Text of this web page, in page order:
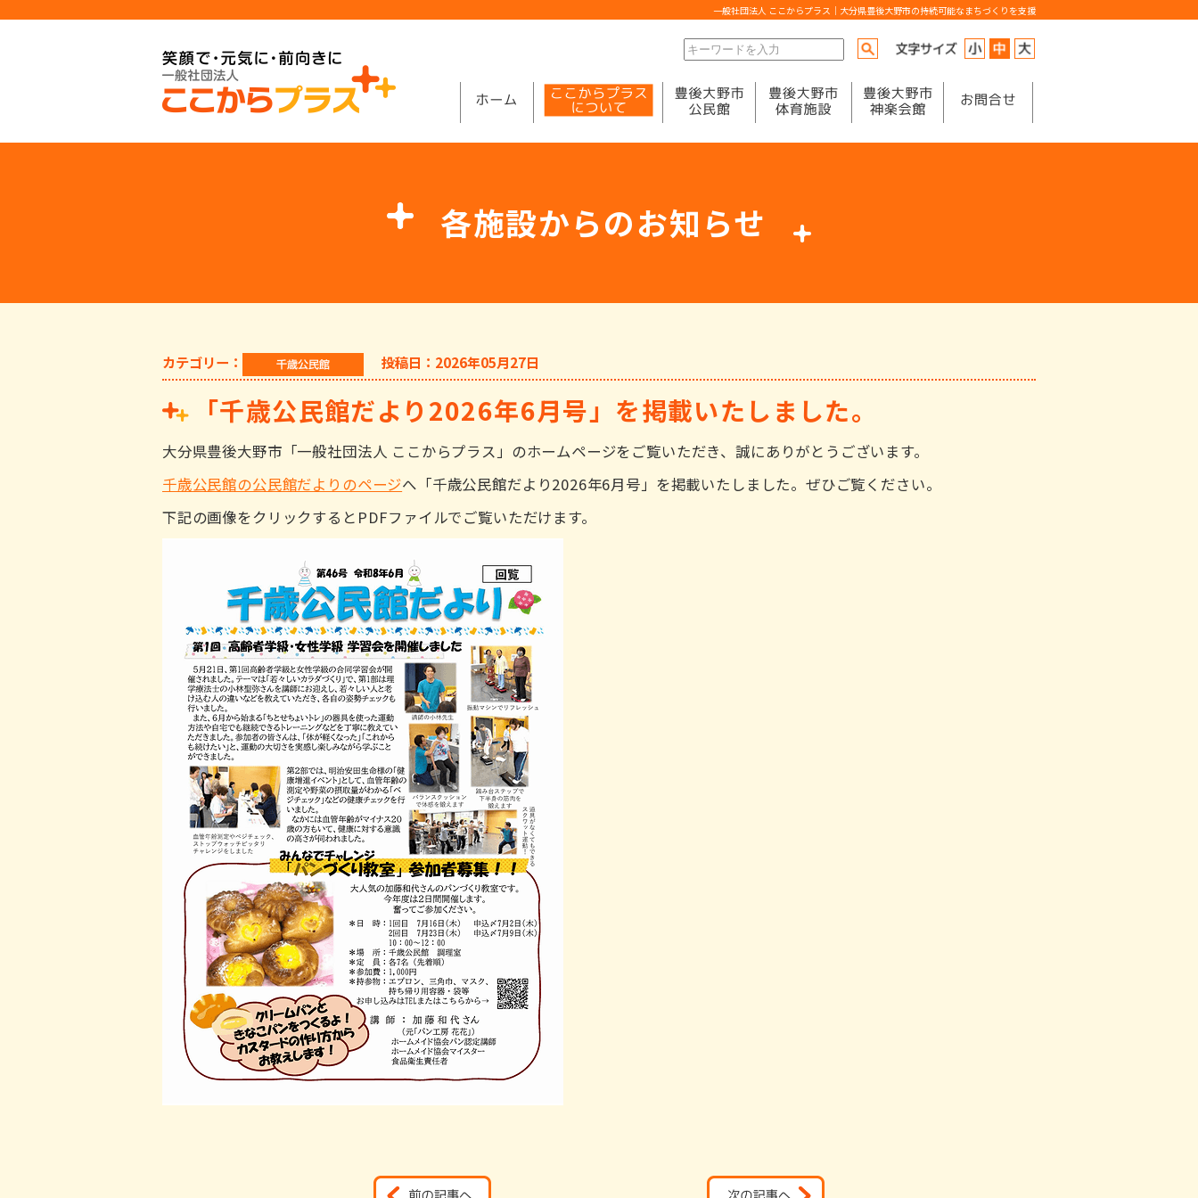
一般社団法人 ここからプラス｜大分県豊後大野市の持続可能なまちづくりを支援
各施設からのお知らせ
カテゴリー： 投稿日：2026年05月27日
「千歳公民館だより2026年6月号」を掲載いたしました。
大分県豊後大野市「一般社団法人 ここからプラス」のホームページをご覧いただき、誠にありがとうございます。
千歳公民館の公民館だよりのページへ「千歳公民館だより2026年6月号」を掲載いたしました。ぜひご覧ください。
下記の画像をクリックするとPDFファイルでご覧いただけます。